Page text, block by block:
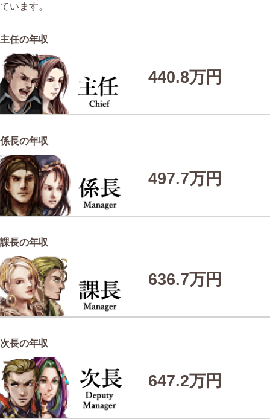
ています。
主任の年収
440.8万円
係長の年収
497.7万円
課長の年収
636.7万円
次長の年収
647.2万円